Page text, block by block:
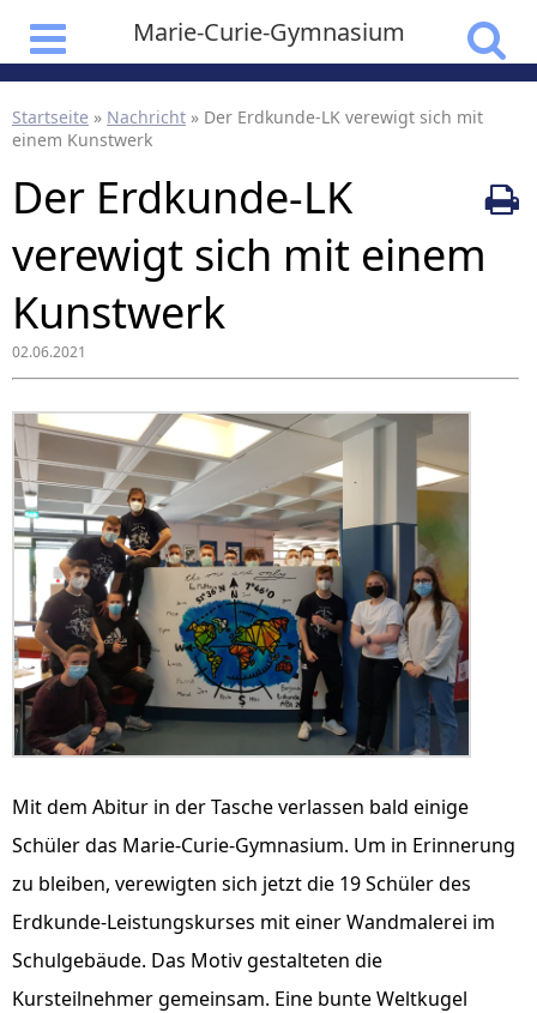
Marie-Curie-Gymnasium
Startseite » Nachricht » Der Erdkunde-LK verewigt sich mit
einem Kunstwerk
Der Erdkunde-LK
verewigt sich mit einem
Kunstwerk
02.06.2021
Mit dem Abitur in der Tasche verlassen bald einige
Schüler das Marie-Curie-Gymnasium. Um in Erinnerung
zu bleiben, verewigten sich jetzt die 19 Schüler des
Erdkunde-Leistungskurses mit einer Wandmalerei im
Schulgebäude. Das Motiv gestalteten die
Kursteilnehmer gemeinsam. Eine bunte Weltkugel